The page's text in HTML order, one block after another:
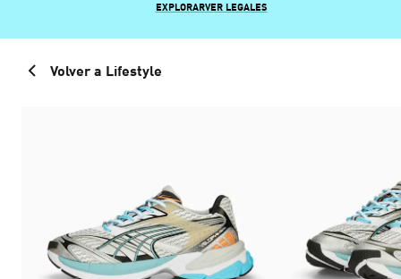
EXPLORARVER LEGALES
Volver a Lifestyle